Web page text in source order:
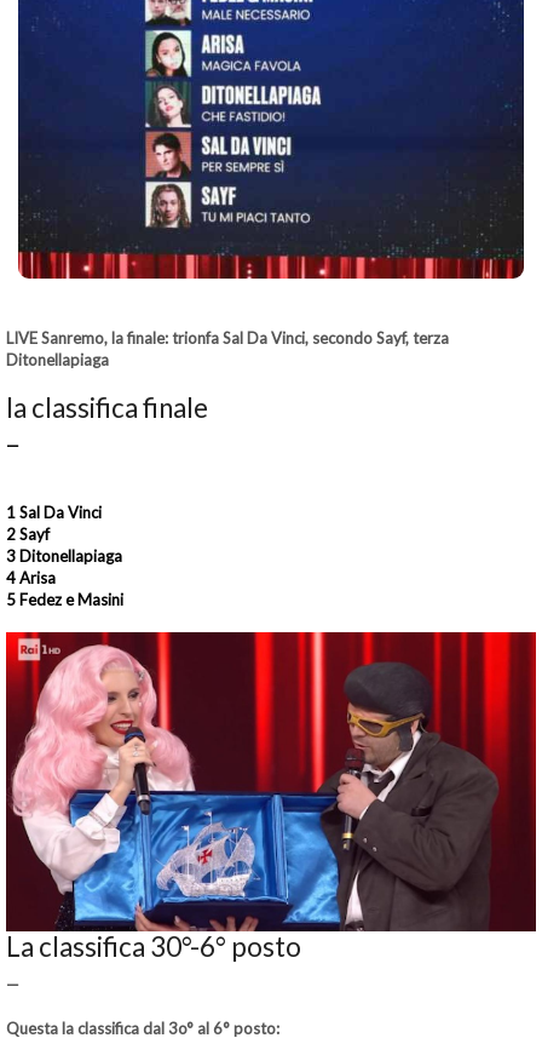
LIVE Sanremo, la finale: trionfa Sal Da Vinci, secondo Sayf, terza
Ditonellapiaga
la classifica finale
—
1 Sal Da Vinci
2 Sayf
​3 Ditonellapiaga
​4 Arisa
​5 Fedez e Masini
La classifica 30°-6° posto
—
Questa la classifica dal 3o° al 6° posto: